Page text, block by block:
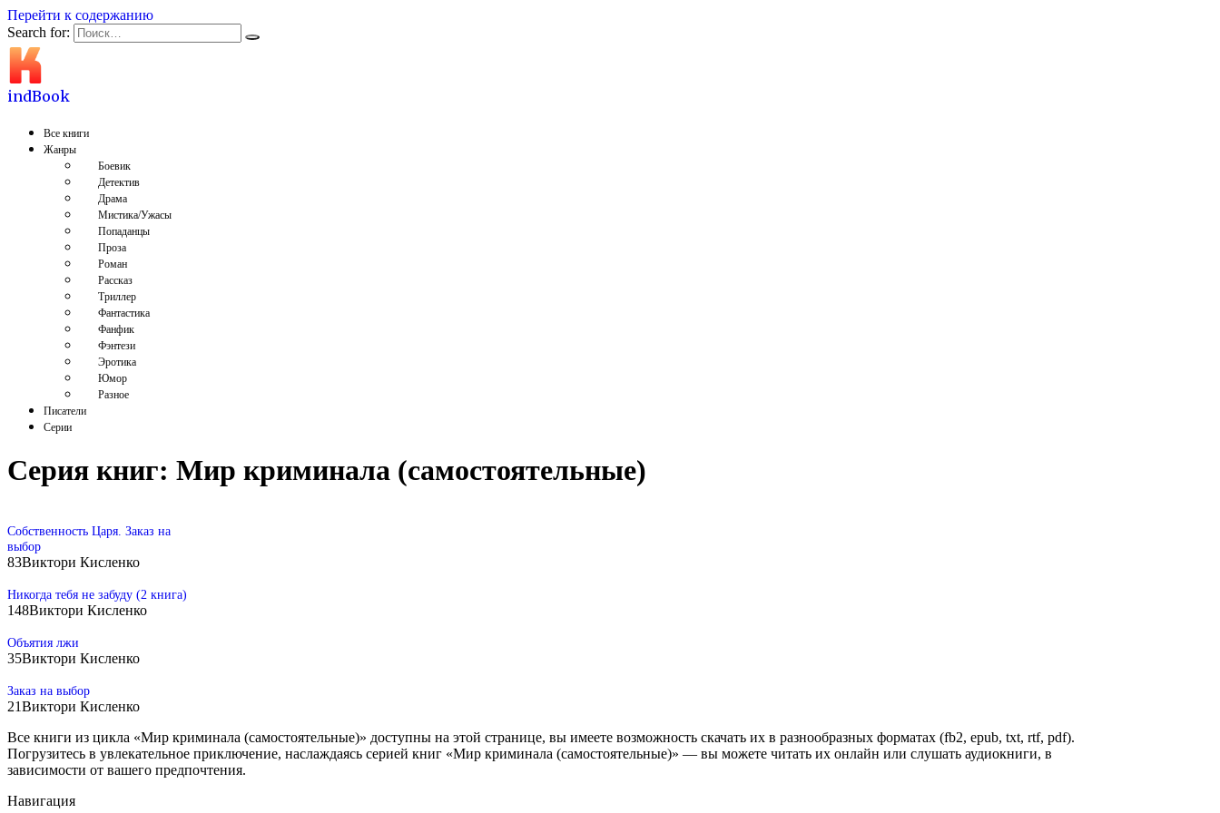
Перейти к содержанию
Search for:
indBook
Все книги
Жанры
Боевик
Детектив
Драма
Мистика/Ужасы
Попаданцы
Проза
Роман
Рассказ
Триллер
Фантастика
Фанфик
Фэнтези
Эротика
Юмор
Разное
Писатели
Серии
Серия книг: Мир криминала (самостоятельные)
Собственность Царя. Заказ на
выбор
83Виктори Кисленко
Никогда тебя не забуду (2 книга)
148Виктори Кисленко
Объятия лжи
35Виктори Кисленко
Заказ на выбор
21Виктори Кисленко
Все книги из цикла «Мир криминала (самостоятельные)» доступны на этой странице, вы имеете возможность скачать их в разнообразных форматах (fb2, epub, txt, rtf, pdf).
Погрузитесь в увлекательное приключение, наслаждаясь серией книг «Мир криминала (самостоятельные)» — вы можете читать их онлайн или слушать аудиокниги, в
зависимости от вашего предпочтения.
Навигация